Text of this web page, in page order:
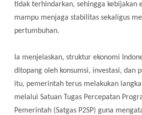
tidak terhindarkan, sehingga kebijakan
mampu menjaga stabilitas sekaligus
pertumbuhan.
Ia menjelaskan, struktur ekonomi
ditopang oleh konsumsi, investasi, dan
itu, pemerintah terus melakukan
melalui Satuan Tugas Percepatan
Pemerintah (Satgas P2SP) guna